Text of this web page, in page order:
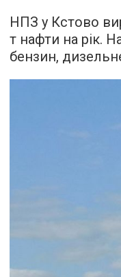
НПЗ у Кстово
т нафти на рік.
бензин,